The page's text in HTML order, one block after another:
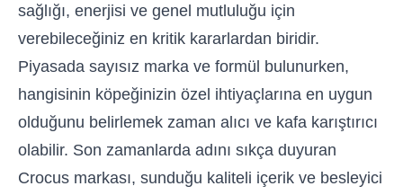
sağlığı, enerjisi ve genel mutluluğu için
verebileceğiniz en kritik kararlardan biridir.
Piyasada sayısız marka ve formül bulunurken,
hangisinin köpeğinizin özel ihtiyaçlarına en uygun
olduğunu belirlemek zaman alıcı ve kafa karıştırıcı
olabilir. Son zamanlarda adını sıkça duyuran
Crocus markası, sunduğu kaliteli içerik ve besleyici